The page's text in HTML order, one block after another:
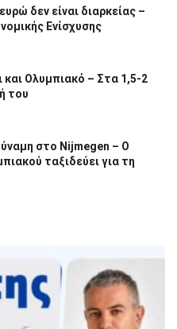
δεν είναι διαρκείας –
Ενίσχυσης
και Ολυμπιακό – Στα 1,5-2
του
στο Nijmegen – Ο
ταξιδεύει για τη